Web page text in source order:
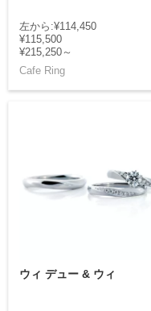
左から:¥114,450
¥115,500
¥215,250～
Cafe Ring
ウィ デュー & ウィ